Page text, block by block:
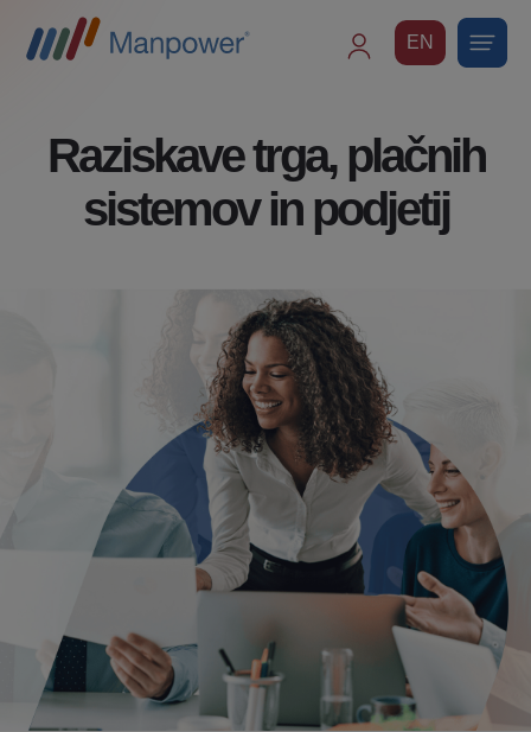
EN
Raziskave trga, plačnih
sistemov in podjetij